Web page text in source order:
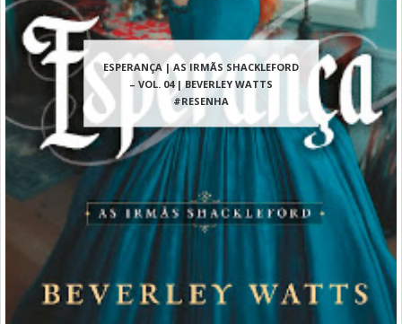
ESPERANÇA | AS IRMÃS SHACKLEFORD
– VOL. 04 | BEVERLEY WATTS
#RESENHA